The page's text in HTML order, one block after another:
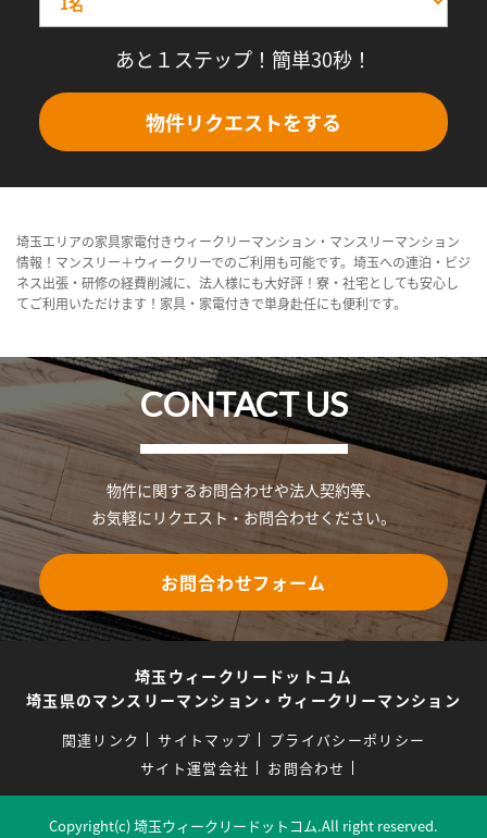
あと１ステップ！簡単30秒！
物件リクエストをする
埼玉エリアの家具家電付きウィークリーマンション・マンスリーマンション
情報！マンスリー＋ウィークリーでのご利用も可能です。埼玉への連泊・ビジ
ネス出張・研修の経費削減に、法人様にも大好評！寮・社宅としても安心し
てご利用いただけます！家具・家電付きで単身赴任にも便利です。
CONTACT US
物件に関するお問合わせや法人契約等、
お気軽にリクエスト・お問合わせください。
お問合わせフォーム
埼玉ウィークリードットコム
埼玉県のマンスリーマンション・ウィークリーマンション
関連リンク サイトマップ
プライバシーポリシー
サイト運営会社
お問合わせ
Copyright(c) 埼玉ウィークリードットコム.All right reserved.